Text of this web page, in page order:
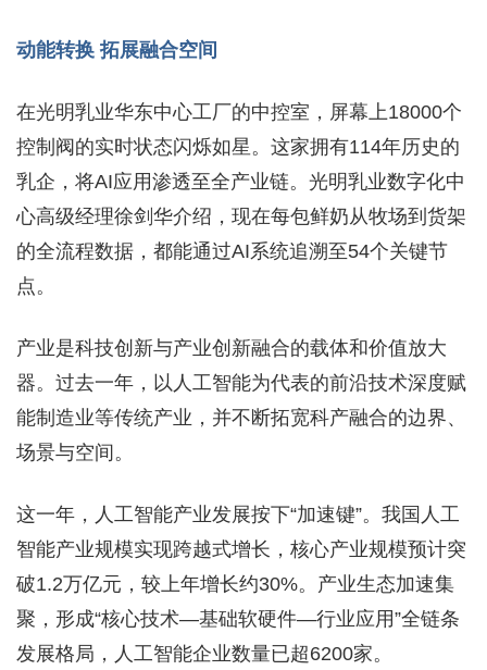
动能转换 拓展融合空间
在光明乳业华东中心工厂的中控室，屏幕上18000个
控制阀的实时状态闪烁如星。这家拥有114年历史的
乳企，将AI应用渗透至全产业链。光明乳业数字化中
心高级经理徐剑华介绍，现在每包鲜奶从牧场到货架
的全流程数据，都能通过AI系统追溯至54个关键节
点。
产业是科技创新与产业创新融合的载体和价值放大
器。过去一年，以人工智能为代表的前沿技术深度赋
能制造业等传统产业，并不断拓宽科产融合的边界、
场景与空间。
这一年，人工智能产业发展按下“加速键”。我国人工
智能产业规模实现跨越式增长，核心产业规模预计突
破1.2万亿元，较上年增长约30%。产业生态加速集
聚，形成“核心技术—基础软硬件—行业应用”全链条
发展格局，人工智能企业数量已超6200家。